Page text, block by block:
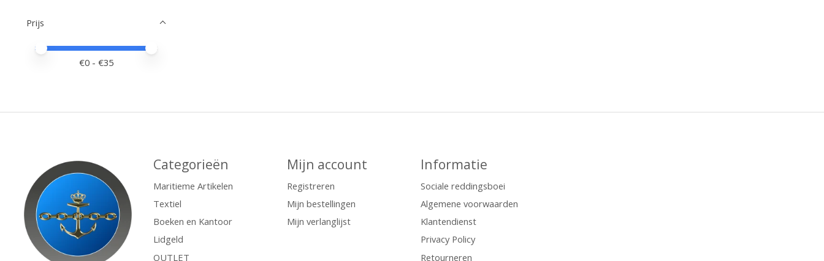
Prijs
Minimale prijswaarde
Price maximum value
€0 - €35
Categorieën
Maritieme Artikelen
Textiel
Boeken en Kantoor
Lidgeld
OUTLET
Mijn account
Registreren
Mijn bestellingen
Mijn verlanglijst
Informatie
Sociale reddingsboei
Algemene voorwaarden
Klantendienst
Privacy Policy
Retourneren